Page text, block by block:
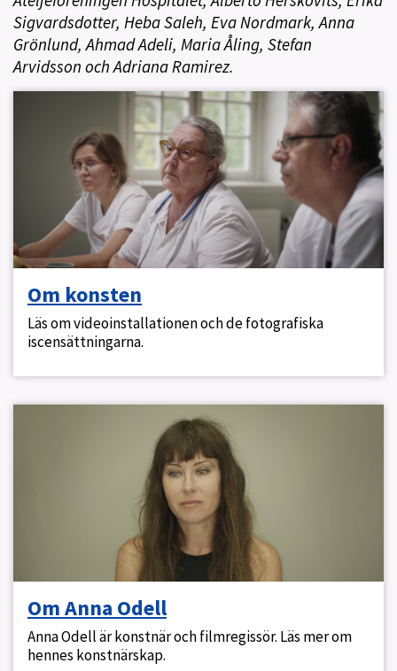
Sigvardsdotter, Heba Saleh, Eva Nordmark, Anna
Grönlund, Ahmad Adeli, Maria Åling, Stefan
Arvidsson och Adriana Ramirez.
Om konsten
Läs om videoinstallationen och de fotografiska
iscensättningarna.
Om Anna Odell
Anna Odell är konstnär och filmregissör. Läs mer om
hennes konstnärskap.